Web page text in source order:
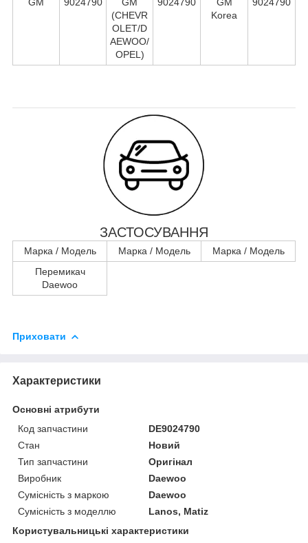
(CHEVR
OLET/D
AEWOO/
OPEL)
Korea
ЗАСТОСУВАННЯ
Марка / Модель Марка / Модель
Марка / Модель
Перемикач
Daewoo
Приховати
Характеристики
Основні атрибути
Код запчастини
DE9024790
Стан
Новий
Тип запчастини
Оригінал
Виробник
Daewoo
Сумісність з маркою
Daewoo
Сумісність з моделлю
Lanos, Matiz
Користувальницькі характеристики